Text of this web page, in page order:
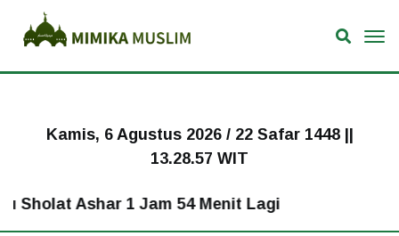
Kamis, 6 Agustus 2026 / 22 Safar 1448 ||
13.28.58 WIT
Sholat Ashar 1 Jam 54 Menit Lagi